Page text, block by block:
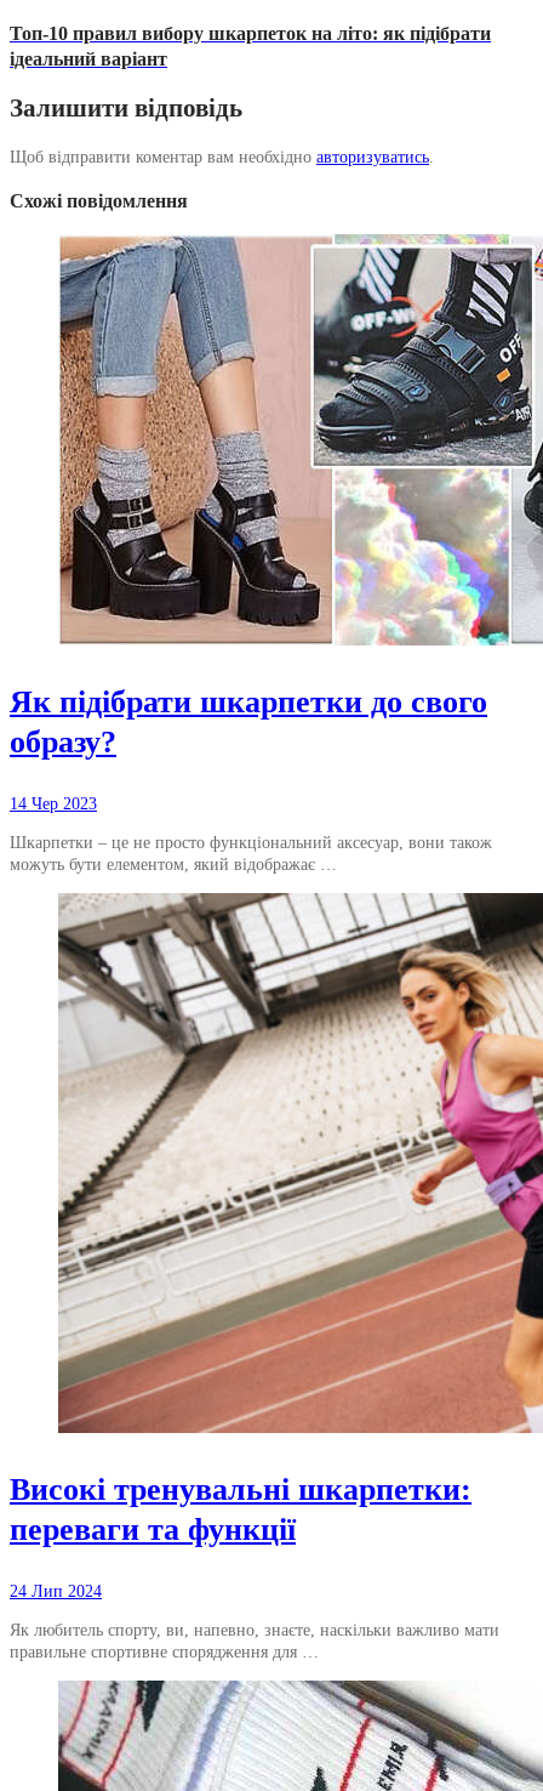
Топ-10 правил вибору шкарпеток на літо: як підібрати
ідеальний варіант
Залишити відповідь
Щоб відправити коментар вам необхідно авторизуватись
Схожі повідомлення
Як підібрати шкарпетки до свого
образу?
14 Чер 2023
Шкарпетки – це не просто функціональний аксесуар, вони також
можуть бути елементом, який відображає …
Високі тренувальні шкарпетки:
переваги та функції
24 Лип 2024
Як любитель спорту, ви, напевно, знаєте, наскільки важливо мати
правильне спортивне спорядження для …